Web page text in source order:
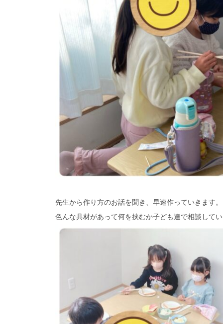
先生から作り方のお話を聞き、早速作っていきます。
色んな具材があって何を挟むか子ども達で相談して